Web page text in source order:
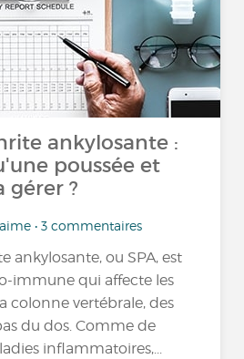
ankylosante :
poussée et
gérer ?
• 3 commentaires
ankylosante, ou SPA, est
immune qui affecte les
colonne vertébrale, des
du dos. Comme de
inflammatoires,...